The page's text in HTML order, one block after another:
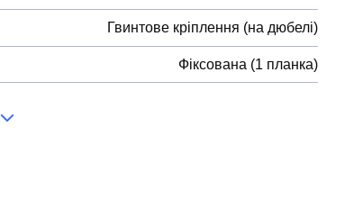
Гвинтове кріплення (на дюбелі)
Фіксована (1 планка)